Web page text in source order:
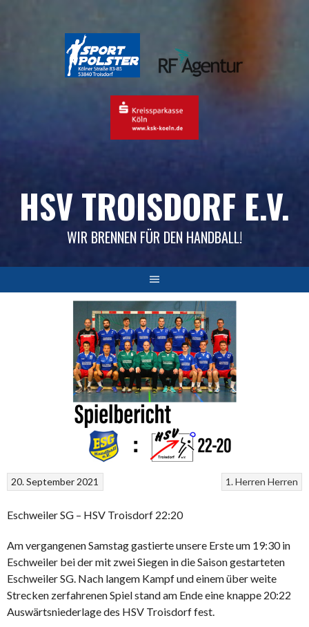
HSV TROISDORF E.V.
WIR BRENNEN FÜR DEN HANDBALL!
1. Herren Herren
20. September 2021
Eschweiler SG – HSV Troisdorf 22:20
Am vergangenen Samstag gastierte unsere Erste um 19:30 in
Eschweiler bei der mit zwei Siegen in die Saison gestarteten
Eschweiler SG. Nach langem Kampf und einem über weite
Strecken zerfahrenen Spiel stand am Ende eine knappe 20:22
Auswärtsniederlage des HSV Troisdorf fest.